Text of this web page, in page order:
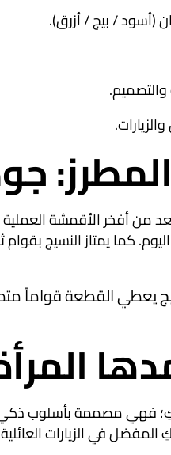
(أسود / بيج / أزرق).
.
.
من أفخر الأقمشة
. كما يمتاز النسيج
يعطي القطعة قواماً
فهي مصممة بأسلوب
في الزيارات العائلية